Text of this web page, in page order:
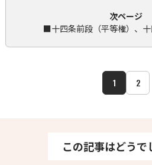
次ページ
■十四条前段（平等権）、
1 2
この記事はどうで